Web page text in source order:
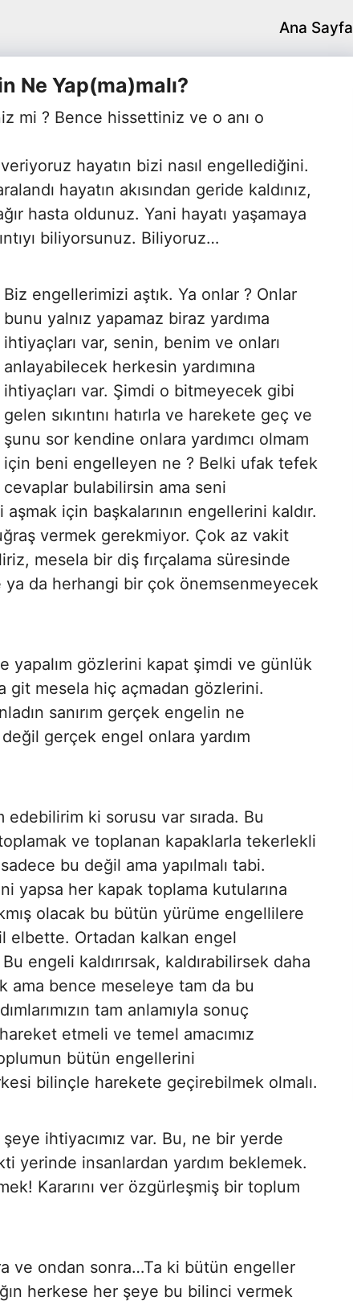
Ana Sayfa
Ne Yap(ma)malı?
mi ? Bence hissettiniz ve o anı o
hayatın bizi nasıl engellediğini.
hayatın akısından geride kaldınız,
ağır hasta oldunuz. Yani hayatı yaşamaya
biliyorsunuz. Biliyoruz…
Biz engellerimizi aştık. Ya onlar ? Onlar
bunu yalnız yapamaz biraz yardıma
ihtiyaçları var, senin, benim ve onları
anlayabilecek herkesin yardımına
ihtiyaçları var. Şimdi o bitmeyecek gibi
gelen sıkıntını hatırla ve harekete geç ve
şunu sor kendine onlara yardımcı olmam
için beni engelleyen ne ? Belki ufak tefek
cevaplar bulabilirsin ama seni
için başkalarının engellerini kaldır.
vermek gerekmiyor. Çok az vakit
mesela bir diş fırçalama süresinde
da herhangi bir çok önemsenmeyecek
yapalım gözlerini kapat şimdi ve günlük
git mesela hiç açmadan gözlerini.
sanırım gerçek engelin ne
gerçek engel onlara yardım
edebilirim ki sorusu var sırada. Bu
ve toplanan kapaklarla tekerlekli
bu değil ama yapılmalı tabi.
yapsa her kapak toplama kutularına
olacak bu bütün yürüme engellilere
elbette. Ortadan kalkan engel
Bu engeli kaldırırsak, kaldırabilirsek daha
ama bence meseleye tam da bu
tam anlamıyla sonuç
etmeli ve temel amacımız
bütün engellerini
bilinçle harekete geçirebilmek olmalı.
ihtiyacımız var. Bu, ne bir yerde
yerinde insanlardan yardım beklemek.
Kararını ver özgürleşmiş bir toplum
ve ondan sonra…Ta ki bütün engeller
herkese her şeye bu bilinci vermek